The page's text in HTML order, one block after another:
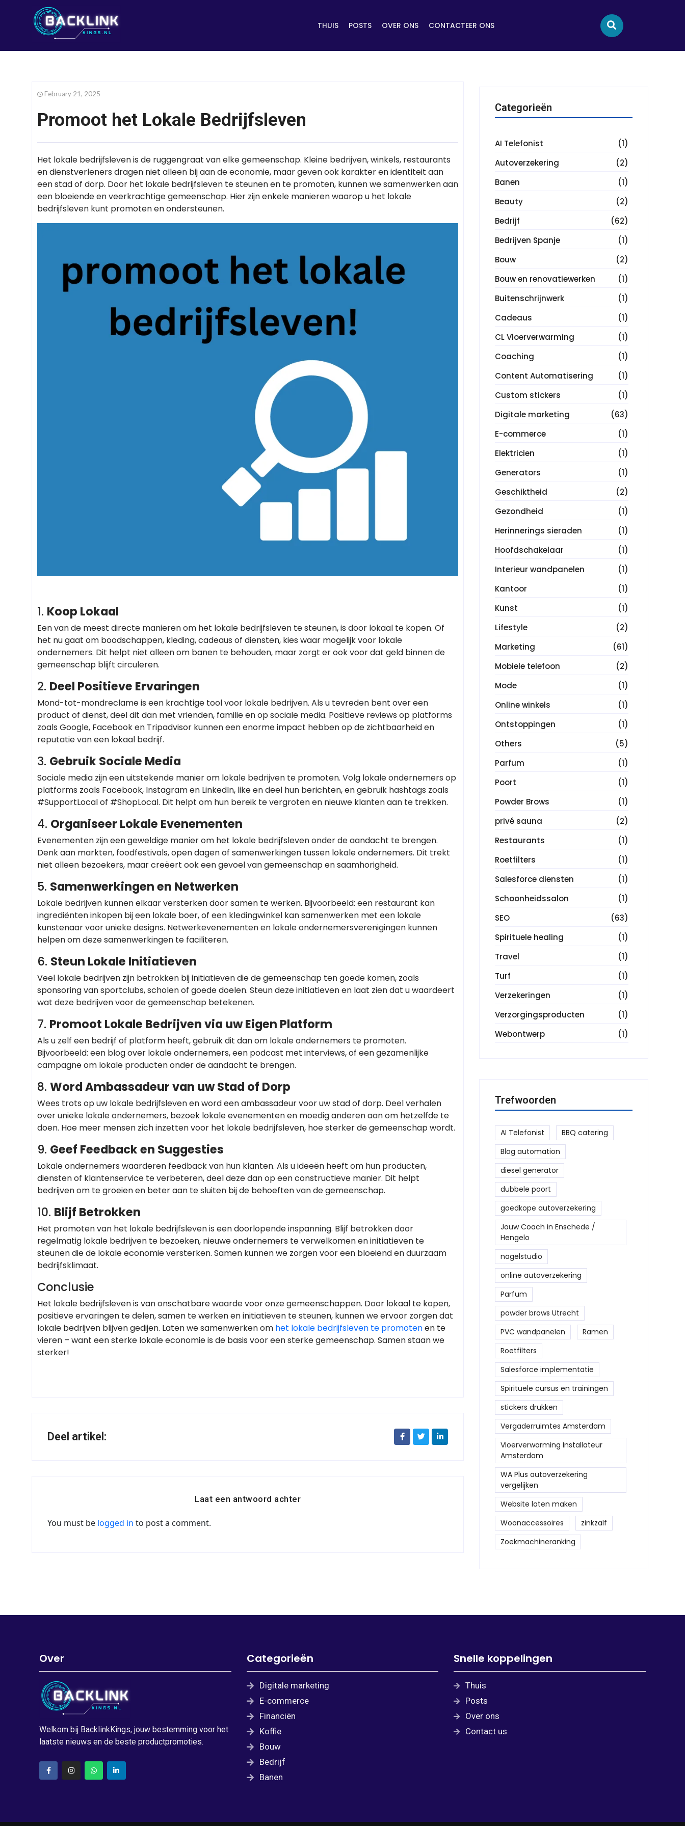
THUIS POSTS OVER ONS CONTACTEER ONS
February 21, 2025
Promoot het Lokale Bedrijfsleven
Het lokale bedrijfsleven is de ruggengraat van elke gemeenschap. Kleine bedrijven, winkels, restaurants
en dienstverleners dragen niet alleen bij aan de economie, maar geven ook karakter en identiteit aan
een stad of dorp. Door het lokale bedrijfsleven te steunen en te promoten, kunnen we samenwerken aan
een bloeiende en veerkrachtige gemeenschap. Hier zijn enkele manieren waarop u het lokale
bedrijfsleven kunt promoten en ondersteunen.
1. Koop Lokaal
Een van de meest directe manieren om het lokale bedrijfsleven te steunen, is door lokaal te kopen. Of
het nu gaat om boodschappen, kleding, cadeaus of diensten, kies waar mogelijk voor lokale
ondernemers. Dit helpt niet alleen om banen te behouden, maar zorgt er ook voor dat geld binnen de
gemeenschap blijft circuleren.
2. Deel Positieve Ervaringen
Mond-tot-mondreclame is een krachtige tool voor lokale bedrijven. Als u tevreden bent over een
product of dienst, deel dit dan met vrienden, familie en op sociale media. Positieve reviews op platforms
zoals Google, Facebook en Tripadvisor kunnen een enorme impact hebben op de zichtbaarheid en
reputatie van een lokaal bedrijf.
3. Gebruik Sociale Media
Sociale media zijn een uitstekende manier om lokale bedrijven te promoten. Volg lokale ondernemers op
platforms zoals Facebook, Instagram en LinkedIn, like en deel hun berichten, en gebruik hashtags zoals
#SupportLocal of #ShopLocal. Dit helpt om hun bereik te vergroten en nieuwe klanten aan te trekken.
4. Organiseer Lokale Evenementen
Evenementen zijn een geweldige manier om het lokale bedrijfsleven onder de aandacht te brengen.
Denk aan markten, foodfestivals, open dagen of samenwerkingen tussen lokale ondernemers. Dit trekt
niet alleen bezoekers, maar creëert ook een gevoel van gemeenschap en saamhorigheid.
5. Samenwerkingen en Netwerken
Lokale bedrijven kunnen elkaar versterken door samen te werken. Bijvoorbeeld: een restaurant kan
ingrediënten inkopen bij een lokale boer, of een kledingwinkel kan samenwerken met een lokale
kunstenaar voor unieke designs. Netwerkevenementen en lokale ondernemersverenigingen kunnen
helpen om deze samenwerkingen te faciliteren.
6. Steun Lokale Initiatieven
Veel lokale bedrijven zijn betrokken bij initiatieven die de gemeenschap ten goede komen, zoals
sponsoring van sportclubs, scholen of goede doelen. Steun deze initiatieven en laat zien dat u waardeert
wat deze bedrijven voor de gemeenschap betekenen.
7. Promoot Lokale Bedrijven via uw Eigen Platform
Als u zelf een bedrijf of platform heeft, gebruik dit dan om lokale ondernemers te promoten.
Bijvoorbeeld: een blog over lokale ondernemers, een podcast met interviews, of een gezamenlijke
campagne om lokale producten onder de aandacht te brengen.
8. Word Ambassadeur van uw Stad of Dorp
Wees trots op uw lokale bedrijfsleven en word een ambassadeur voor uw stad of dorp. Deel verhalen
over unieke lokale ondernemers, bezoek lokale evenementen en moedig anderen aan om hetzelfde te
doen. Hoe meer mensen zich inzetten voor het lokale bedrijfsleven, hoe sterker de gemeenschap wordt.
9. Geef Feedback en Suggesties
Lokale ondernemers waarderen feedback van hun klanten. Als u ideeën heeft om hun producten,
diensten of klantenservice te verbeteren, deel deze dan op een constructieve manier. Dit helpt
bedrijven om te groeien en beter aan te sluiten bij de behoeften van de gemeenschap.
10. Blijf Betrokken
Het promoten van het lokale bedrijfsleven is een doorlopende inspanning. Blijf betrokken door
regelmatig lokale bedrijven te bezoeken, nieuwe ondernemers te verwelkomen en initiatieven te
steunen die de lokale economie versterken. Samen kunnen we zorgen voor een bloeiend en duurzaam
bedrijfsklimaat.
Conclusie
Het lokale bedrijfsleven is van onschatbare waarde voor onze gemeenschappen. Door lokaal te kopen,
positieve ervaringen te delen, samen te werken en initiatieven te steunen, kunnen we ervoor zorgen dat
lokale bedrijven blijven gedijen. Laten we samenwerken om het lokale bedrijfsleven te promotenen te
vieren – want een sterke lokale economie is de basis voor een sterke gemeenschap. Samen staan we
sterker!
Deel artikel:
Laat een antwoord achter
You must be logged in to post a comment.
Categorieën
AI Telefonist
(1)
Autoverzekering
(2)
Banen
(1)
Beauty
(2)
Bedrijf
(62)
Bedrijven Spanje
(1)
Bouw
(2)
Bouw en renovatiewerken
(1)
Buitenschrijnwerk
(1)
Cadeaus
(1)
CL Vloerverwarming
(1)
Coaching
(1)
Content Automatisering
(1)
Custom stickers
(1)
Digitale marketing
(63)
E-commerce
(1)
Elektricien
(1)
Generators
(1)
Geschiktheid
(2)
Gezondheid
(1)
Herinnerings sieraden
(1)
Hoofdschakelaar
(1)
Interieur wandpanelen
(1)
Kantoor
(1)
Kunst
(1)
Lifestyle
(2)
Marketing
(61)
Mobiele telefoon
(2)
Mode
(1)
Online winkels
(1)
Ontstoppingen
(1)
Others
(5)
Parfum
(1)
Poort
(1)
Powder Brows
(1)
privé sauna
(2)
Restaurants
(1)
Roetfilters
(1)
Salesforce diensten
(1)
Schoonheidssalon
(1)
SEO
(63)
Spirituele healing
(1)
Travel
(1)
Turf
(1)
Verzekeringen
(1)
Verzorgingsproducten
(1)
Webontwerp
(1)
Trefwoorden
AI Telefonist
BBQ catering
Blog automation
diesel generator
dubbele poort
goedkope autoverzekering
Jouw Coach in Enschede /
Hengelo
nagelstudio
online autoverzekering
Parfum
⁠powder brows Utrecht
PVC wandpanelen
Ramen
Roetfilters
Salesforce implementatie
Spirituele cursus en trainingen
stickers drukken
Vergaderruimtes Amsterdam
Vloerverwarming Installateur
Amsterdam
WA Plus autoverzekering
vergelijken
Website laten maken
Woonaccessoires
zinkzalf
Zoekmachineranking
Over
Welkom bij BacklinkKings, jouw bestemming voor het
laatste nieuws en de beste productpromoties.
Categorieën
Digitale marketing
E-commerce
Financiën
Koffie
Bouw
Bedrijf
Banen
Snelle koppelingen
Thuis
Posts
Over ons
Contact us